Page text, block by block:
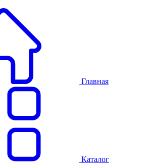
Главная
Каталог